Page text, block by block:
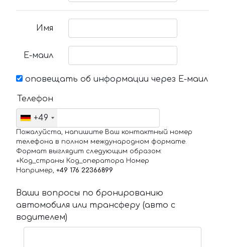
Имя
Е-маил
оповещать об информации через Е-маил
Телефон
+49
Пожалуйста, напишите Ваш контактный номер
телефона в полном международном формате.
Формат выглядит следующим образом:
+Код_страны Код_оператора Номер
Например, +49 176 22366899
Ваши вопросы по бронированию
автомобиля или трансферу (авто с
водителем)